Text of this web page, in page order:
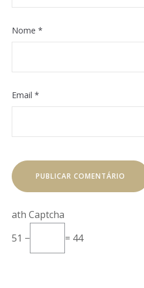
Nome *
Email *
Math Captcha
51 −
= 44